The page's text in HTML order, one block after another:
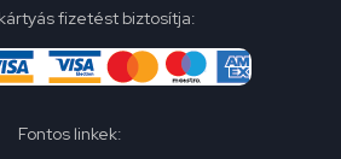
fizetést biztosítja:
Fontos linkek: